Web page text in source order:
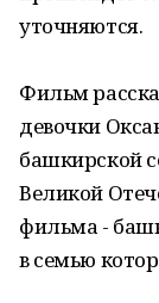
уточняются.
Фильм
девочки
башкирской
Великой
фильма -
в семью